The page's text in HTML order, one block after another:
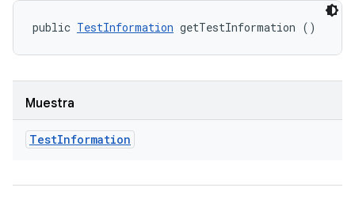
public TestInformation getTestInformation ()
Muestra
TestInformation